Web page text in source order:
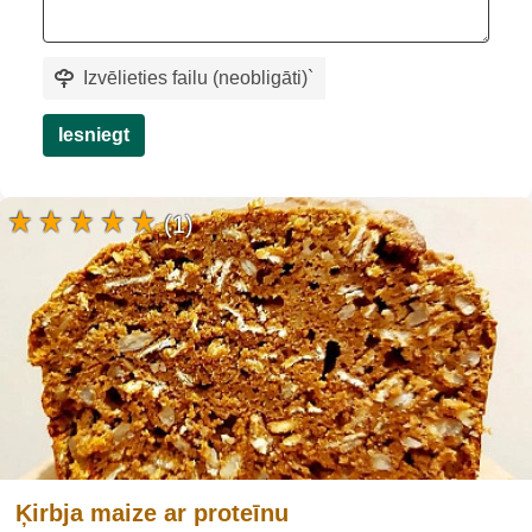
Izvēlieties failu (neobligāti)`
Iesniegt
Ķirbja maize ar proteīnu
(1)